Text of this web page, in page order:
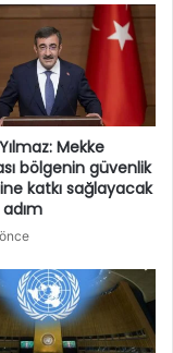
Mekke
bölgenin güvenlik
katkı sağlayacak